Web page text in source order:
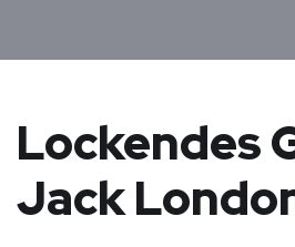
Lockendes
Jack